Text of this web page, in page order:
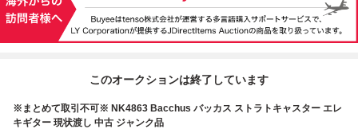
このオークションは終了しています
※まとめて取引不可※ NK4863 Bacchus バッカス ストラトキャスター エレ
キギター 現状渡し 中古 ジャンク品